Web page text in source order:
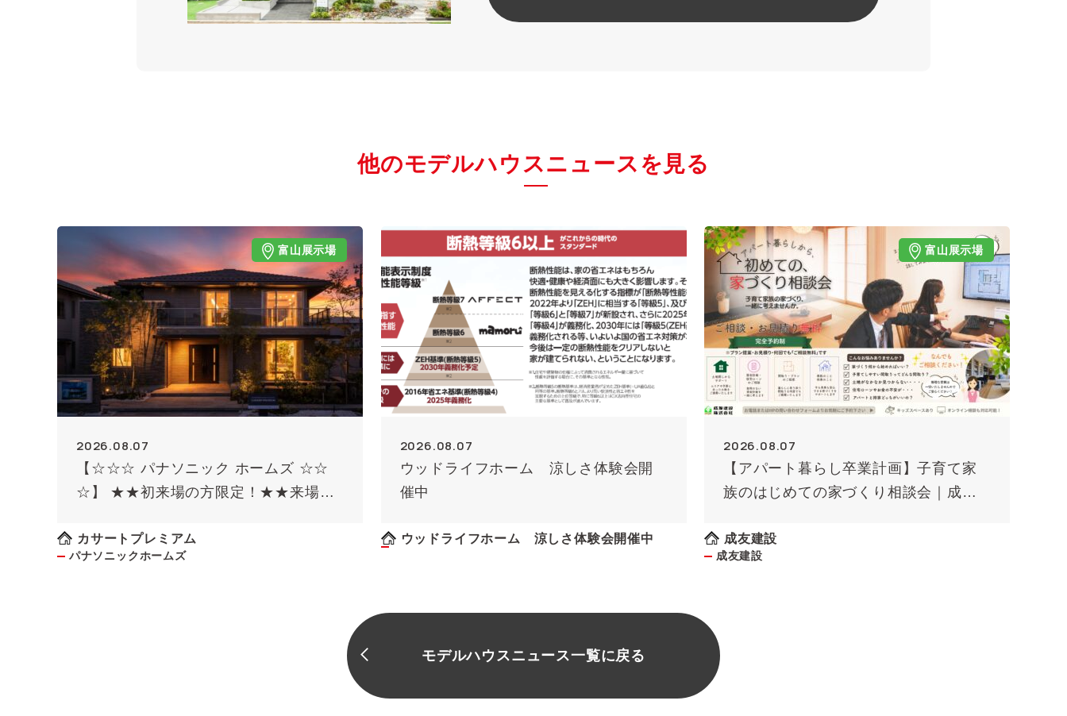
他のモデルハウスニュースを見る
富山展示場
2026.08.07
【☆☆☆ パナソニック ホームズ ☆☆
☆】 ★★初来場の方限定！★★来場予
ス！！(条件があります）
カサートプレミアム
パナソニックホームズ
2026.08.07
ウッドライフホーム 涼しさ体験会開
催中
ウッドライフホーム 涼しさ体験会開催中
富山展示場
2026.08.07
【アパート暮らし卒業計画】子育て家
族のはじめての家づくり相談会｜成友
成友建設
成友建設
モデルハウスニュース一覧に戻る